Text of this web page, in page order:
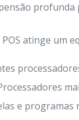
POS atinge um
e programas